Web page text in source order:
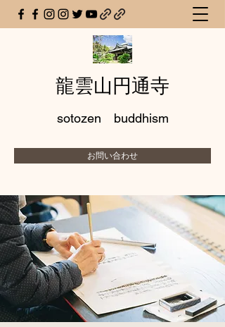
龍雲山円通寺
sotozen buddhism
お問い合わせ